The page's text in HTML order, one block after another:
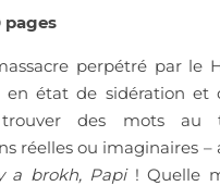
pages
perpétré par le
en état de sidération et
des mots au
réelles ou imaginaires –
a brokh, Papi! Quelle